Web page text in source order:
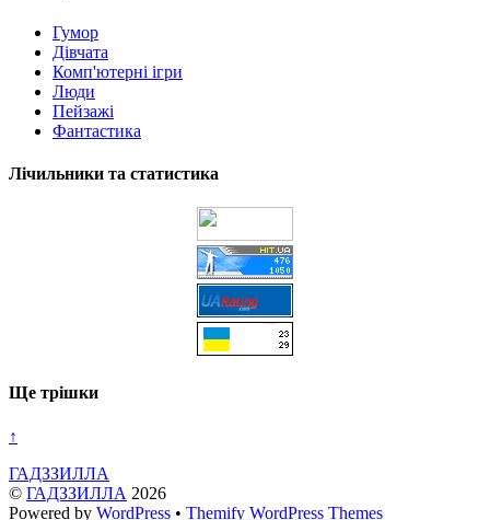
Гумор
Дівчата
Комп'ютерні ігри
Люди
Пейзажі
Фантастика
Лічильники та статистика
Ще трішки
↑
ГАДЗЗИЛЛА
© ГАДЗЗИЛЛА 2026
Powered by WordPress • Themify WordPress Themes